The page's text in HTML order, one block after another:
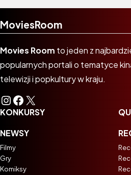
MoviesRoom
Movies Room to jeden z
popularnych portali o tematyce
telewizji i popkultury w kraju.
Instagram
Facebook
X
KONKURSY
NEWSY
Filmy
Gry
Komiksy